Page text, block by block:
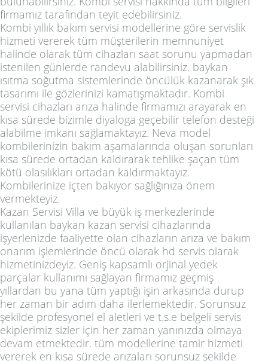
firmamız tarafından teyit edebilirsiniz.
Kombi yıllık bakım servisi modellerine göre servislik
hizmeti vererek tüm müşterilerin memnuniyet
halinde olarak tüm cihazları saat sorunu yapmadan
istenilen günlerde randevu alabilirsiniz. baykan
ısıtma soğutma sistemlerinde öncülük kazanarak şık
tasarımı ile gözlerinizi kamatışmaktadır. Kombi
servisi cihazları arıza halinde firmamızı arayarak en
kısa sürede bizimle diyaloga geçebilir telefon desteği
alabilme imkanı sağlamaktayız. Neva model
kombilerinizin bakım aşamalarında oluşan sorunları
kısa sürede ortadan kaldırarak tehlike şaçan tüm
kötü olasılıkları ortadan kaldırmaktayız.
Kombilerinize içten bakıyor sağlığınıza önem
vermekteyiz.
Kazan Servisi Villa ve büyük iş merkezlerinde
kullanılan baykan kazan servisi cihazlarında
işyerlenizde faaliyette olan cihazların arıza ve bakım
onarım işlemlerinde öncü olarak hd servis olarak
hizmetinizdeyiz. Geniş kapsamlı orjinal yedek
parçalar kullanımı sağlayan firmamız geçmiş
yıllardan bu yana tüm yaptığı işin arkasında durup
her zaman bir adım daha ilerlemektedir. Sorunsuz
şekilde profesyonel el aletleri ve t.s.e belgeli servis
ekiplerimiz sizler için her zaman yanınızda olmaya
devam etmektedir. tüm modellerine tamir hizmeti
vererek en kısa sürede arızaları sorunsuz şekilde